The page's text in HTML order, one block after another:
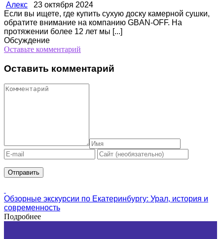
Алекс 23 октября 2024
Если вы ищете, где купить сухую доску камерной сушки,
обратите внимание на компанию GBAN-OFF. На
протяжении более 12 лет мы [...]
Обсуждение
Оставьте комментарий
Оставить комментарий
Обзорные экскурсии по Екатеринбургу: Урал, история и
современность
Подробнее